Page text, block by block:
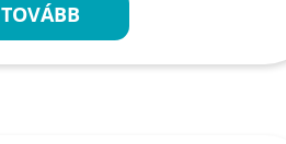
TOVÁBB